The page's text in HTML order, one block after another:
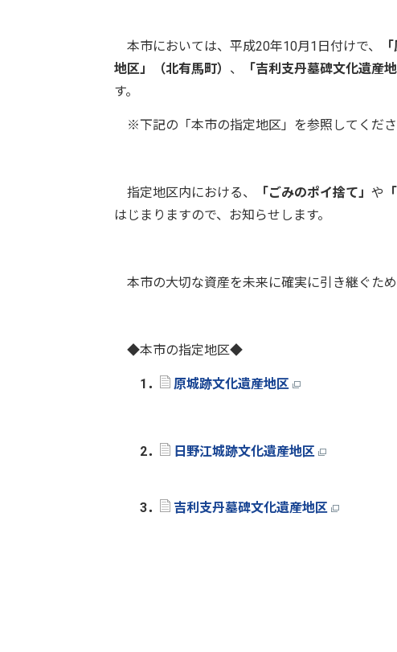
本市においては、平成20年10月1日付けで、
地区」（北有馬町） 、 「吉利支丹墓碑文化遺産
す。
※下記の「本市の指定地区」を参照してくださ
指定地区内における、 「ごみのポイ捨て」 や
はじまりますので、お知らせします。
本市の大切な資産を未来に確実に引き継ぐた
◆本市の指定地区◆
1． 原城跡文化遺産地区
2． 日野江城跡文化遺産地区
3． 吉利支丹墓碑文化遺産地区